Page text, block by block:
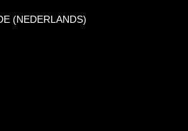
(NEDERLANDS)